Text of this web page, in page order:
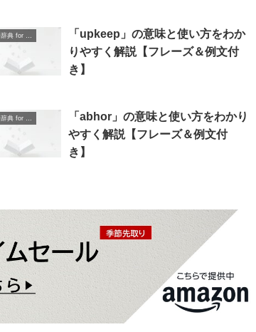
英単語辞典 for Beginners
「upkeep」の意味と使い方をわか
りやすく解説【フレーズ＆例文付
き】
英単語辞典 for Beginners
「abhor」の意味と使い方をわかり
やすく解説【フレーズ＆例文付
き】